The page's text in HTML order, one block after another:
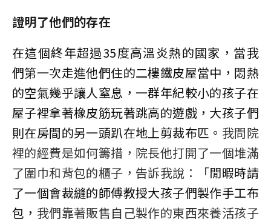
證明了他們的存在
在這個終年超過35度高溫炎熱的國家，當我
們第一次走進他們住的二樓鐵皮屋當中，悶熱
的空氣幾乎讓人窒息，一群年紀較小的孩子在
屋子裡拿著橡皮筋玩著跳高的遊戲，大孩子們
則在房間的另一頭趴在地上剪裁布匹。 我問院
裡的經費是如何籌措，院長他打開了一個堆滿
了圍巾和背包的櫃子，告訴我說：「閒暇時請
了一個會裁縫的師傅教授大孩子們製作手工布
包， 我們靠著販售自己製作的東西來養活孩子